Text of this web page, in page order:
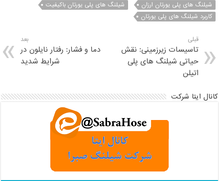
شیلنگ های پلی یورتان ارزان
شیلنگ های پلی یورتان باکیفیت
کاربرد شیلنگ های پلی یورتان
قبلی
تاسیسات زیرزمینی: نقش
حیاتی شیلنگ های پلی
اتیلن
بعد
دما و فشار: رفتار نایلون در
شرایط شدید
کانال ایتا شرکت